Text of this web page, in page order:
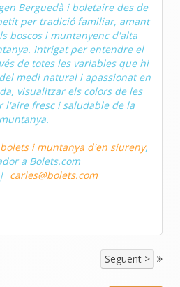
Berguedà i boletaire des de
per tradició familiar, amant
boscos i muntanyenc d'alta
Intrigat per entendre el
de totes les variables que hi
medi natural i apassionat en
visualitzar els colors de les
l'aire fresc i saludable de la
muntanya.
i muntanya d'en siureny,
a Bolets.com
carles@bolets.com
Següent >